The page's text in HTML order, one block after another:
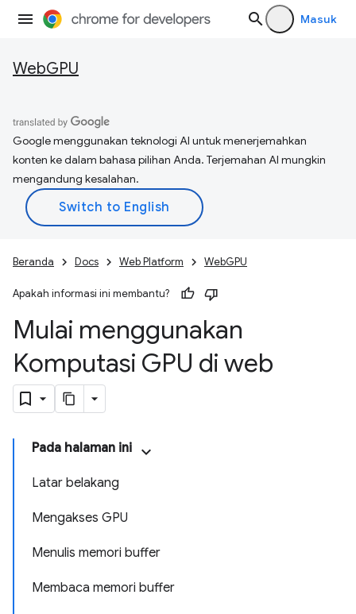
Masuk
WebGPU
Google menggunakan teknologi AI untuk menerjemahkan
konten ke dalam bahasa pilihan Anda. Terjemahan AI mungkin
mengandung kesalahan.
Beranda Docs Web Platform WebGPU
Apakah informasi ini membantu?
Mulai menggunakan
Komputasi GPU di web
Pada halaman ini
Latar belakang
Mengakses GPU
Menulis memori buffer
Membaca memori buffer